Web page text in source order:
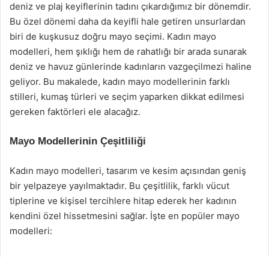
deniz ve plaj keyiflerinin tadını çıkardığımız bir dönemdir.
Bu özel dönemi daha da keyifli hale getiren unsurlardan
biri de kuşkusuz doğru mayo seçimi. Kadın mayo
modelleri, hem şıklığı hem de rahatlığı bir arada sunarak
deniz ve havuz günlerinde kadınların vazgeçilmezi haline
geliyor. Bu makalede, kadın mayo modellerinin farklı
stilleri, kumaş türleri ve seçim yaparken dikkat edilmesi
gereken faktörleri ele alacağız.
Mayo Modellerinin Çeşitliliği
Kadın mayo modelleri, tasarım ve kesim açısından geniş
bir yelpazeye yayılmaktadır. Bu çeşitlilik, farklı vücut
tiplerine ve kişisel tercihlere hitap ederek her kadının
kendini özel hissetmesini sağlar. İşte en popüler mayo
modelleri: